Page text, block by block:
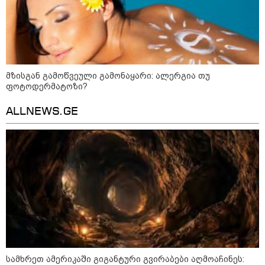
Faceამბები
10:58 / 06-08-2026
"დადგება დრო და თქვენი დღევანდელი
მზისგან გამოწვეული გამონაყარი: ალერგია თუ
ფოტოდერმატოზი?
ALLNEWS.GE
სამხრეთ ამერიკაში გიგანტური გვირაბები აღმოაჩინეს: